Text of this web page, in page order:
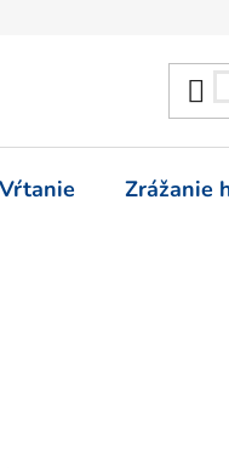
Vŕtanie Zrážanie